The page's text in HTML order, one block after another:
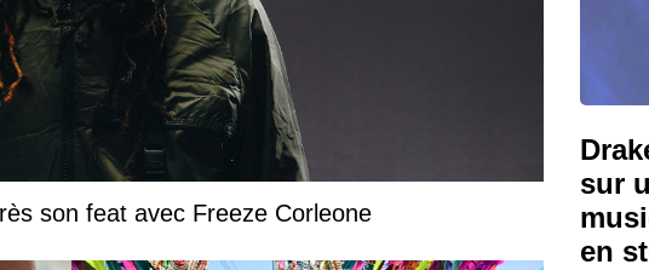
son feat avec Freeze Corleone
sur
en